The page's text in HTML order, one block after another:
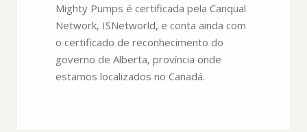
Mighty Pumps é certificada pela Canqual
Network, ISNetworld, e conta ainda com
o certificado de reconhecimento do
governo de Alberta, província onde
estamos localizados no Canadá.